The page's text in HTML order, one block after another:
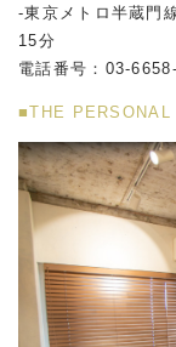
-東京メトロ半蔵門
15分
電話番号：03-
■THE PERSONAL